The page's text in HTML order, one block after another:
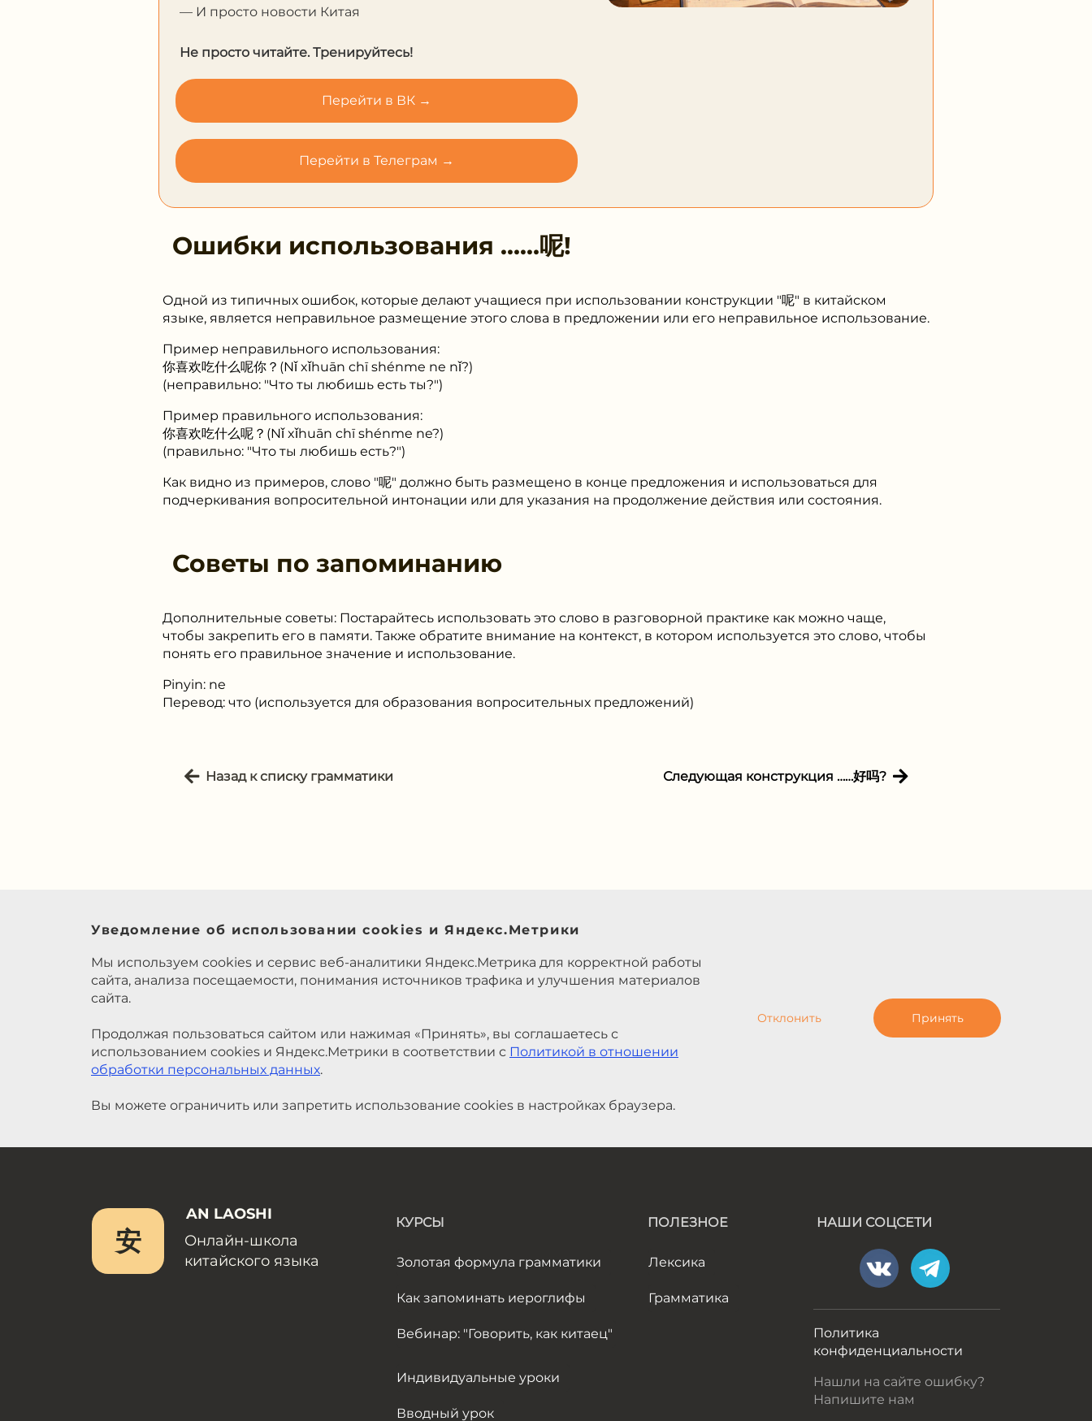
— И просто новости Китая
Не просто читайте. Тренируйтесь!
Перейти в ВК →
Перейти в Телеграм →
Ошибки использования ……呢!
Одной из типичных ошибок, которые делают учащиеся при использовании конструкции "呢" в китайском
языке, является неправильное размещение этого слова в предложении или его неправильное использование.
Пример неправильного использования:
你喜欢吃什么呢你？(Nǐ xǐhuān chī shénme ne nǐ?)
(неправильно: "Что ты любишь есть ты?")
Пример правильного использования:
你喜欢吃什么呢？(Nǐ xǐhuān chī shénme ne?)
(правильно: "Что ты любишь есть?")
Как видно из примеров, слово "呢" должно быть размещено в конце предложения и использоваться для
подчеркивания вопросительной интонации или для указания на продолжение действия или состояния.
Советы по запоминанию
Дополнительные советы: Постарайтесь использовать это слово в разговорной практике как можно чаще,
чтобы закрепить его в памяти. Также обратите внимание на контекст, в котором используется это слово, чтобы
понять его правильное значение и использование.
Pinyin: ne
Перевод: что (используется для образования вопросительных предложений)
Назад к списку грамматики Следующая конструкция ……好吗?
Уведомление об использовании cookies и Яндекс.Метрики
Мы используем cookies и сервис веб-аналитики Яндекс.Метрика для корректной работы
сайта, анализа посещаемости, понимания источников трафика и улучшения материалов
сайта.
Продолжая пользоваться сайтом или нажимая «Принять», вы соглашаетесь с
использованием cookies и Яндекс.Метрики в соответствии с Политикой в отношении
обработки персональных данных.
Вы можете ограничить или запретить использование cookies в настройках браузера.
Отклонить Принять
安
AN LAOSHI
Онлайн-школа
китайского языка
КУРСЫ
Золотая формула грамматики
Как запоминать иероглифы
Вебинар: "Говорить, как китаец"
Индивидуальные уроки
Вводный урок
ПОЛЕЗНОЕ
Лексика
Грамматика
НАШИ СОЦСЕТИ
Политика
конфиденциальности
Нашли на сайте ошибку?
Напишите нам